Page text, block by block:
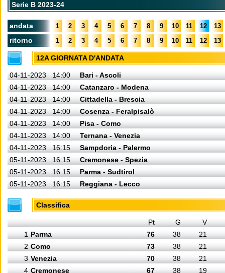
Serie B 2023-24
andata 1 2 3 4 5 6 7 8 9 10 11 12 13
ritorno 1 2 3 4 5 6 7 8 9 10 11 12 13
12A GIORNATA D'ANDATA
04-11-2023 14:00
Bari - Ascoli
04-11-2023
14:00
Catanzaro - Modena
04-11-2023
14:00
Cittadella - Brescia
04-11-2023
14:00
Cosenza - Feralpisalò
04-11-2023
14:00
Pisa - Como
04-11-2023
14:00
Ternana - Venezia
04-11-2023
16:15
Sampdoria - Palermo
05-11-2023
16:15
Cremonese - Spezia
05-11-2023
16:15
Parma - Sudtirol
05-11-2023
16:15 Reggiana - Lecco
Classifica
Pt G
V
1 Parma 76 38
21
2 Como 73 38
21
3 Venezia 70 38
21
4 Cremonese 67 38
19